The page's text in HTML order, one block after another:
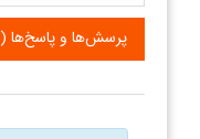
پرسش‌ها و پاسخ‌ها (0)